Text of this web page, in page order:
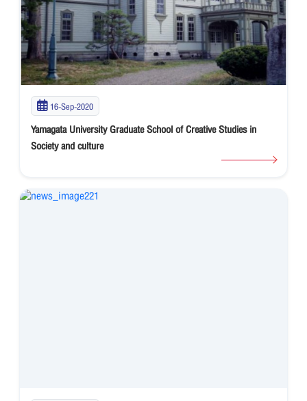
16-Sep-2020
Yamagata University Graduate School of Creative Studies in
Society and culture